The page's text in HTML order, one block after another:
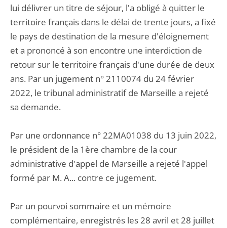
lui délivrer un titre de séjour, l'a obligé à quitter le
territoire français dans le délai de trente jours, a fixé
le pays de destination de la mesure d'éloignement
et a prononcé à son encontre une interdiction de
retour sur le territoire français d'une durée de deux
ans. Par un jugement n° 2110074 du 24 février
2022, le tribunal administratif de Marseille a rejeté
sa demande.
Par une ordonnance n° 22MA01038 du 13 juin 2022,
le président de la 1ère chambre de la cour
administrative d'appel de Marseille a rejeté l'appel
formé par M. A... contre ce jugement.
Par un pourvoi sommaire et un mémoire
complémentaire, enregistrés les 28 avril et 28 juillet